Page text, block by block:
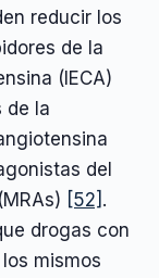
reducir los
de la
(IECA)
de la
del
[52] .
drogas con
mismos